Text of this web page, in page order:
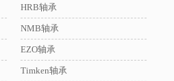
HRB轴承
NMB轴承
EZO轴承
Timken轴承